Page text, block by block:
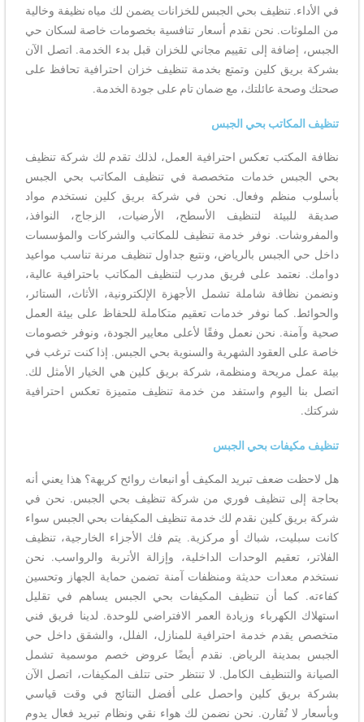
في الأداء. تنظيف بحي الجبس للخزانات يضمن لك مياه نظيفة وخالية
من الملوثات. نحن نقدم أسعار تنافسية بخصومات خاصة لسكان حي
الجبس، إضافة إلى تقييم مجاني للخزان قبل بدء الخدمة. اتصل الآن
بشركة بريق كلين وتمتع بخدمة تنظيف خزان احترافية تحافظ على
صحتك وصحة عائلتك، مع ضمان تام على جودة الخدمة.
تنظيف المكاتب بحي الجبس
نظافة المكتب تعكس احترافية العمل، لذلك تقدم لك شركة تنظيف
بحي الجبس خدمات متخصصة في تنظيف المكاتب بحي الجبس
بأسلوب منظم وفعال. نحن في شركة بريق كلين نستخدم مواد
صديقة للبيئة لتنظيف الأسطح، الأرضيات، الزجاج، النوافذ،
والمفروشات. نوفر خدمة تنظيف للمكاتب والشركات والمؤسسات
داخل حي الجبس بالرياض، ونتبع جداول تنظيف مرنة تناسب مواعيد
دوامك. نعتمد على فريق مدرب لتنظيف المكاتب باحترافية عالية،
ونضمن نظافة شاملة تشمل الأجهزة الإلكترونية، الأثاث، الستائر،
والحوائط. كما نوفر خدمات تعقيم متكاملة للحفاظ على بيئة العمل
صحية وآمنة. نحن نعمل وفقًا لأعلى معايير الجودة، ونوفر خصومات
خاصة على العقود الشهرية والسنوية بحي الجبس. إذا كنت ترغب في
بيئة عمل مريحة ومنظمة، شركة بريق كلين هي الخيار الأمثل لك.
اتصل بنا اليوم واستفد من خدمة تنظيف متميزة تعكس احترافية
شركتك.
تنظيف مكيفات بحي الجبس
هل لاحظت ضعف تبريد المكيف أو انبعاث روائح كريهة؟ هذا يعني أنه
بحاجة إلى تنظيف فوري من شركة تنظيف بحي الجبس. نحن في
شركة بريق كلين نقدم لك خدمة تنظيف المكيفات بحي الجبس سواء
كانت سبليت، شباك أو مركزية. يتم فك الأجزاء الخارجية، تنظيف
الفلاتر، تعقيم الوحدات الداخلية، وإزالة الأتربة والرواسب. نحن
نستخدم معدات حديثة ومنظفات آمنة تضمن حماية الجهاز وتحسين
كفاءته. كما أن تنظيف المكيفات بحي الجبس يساهم في تقليل
استهلاك الكهرباء وزيادة العمر الافتراضي للوحدة. لدينا فريق فني
متخصص يقدم خدمة احترافية للمنازل، الفلل، والشقق داخل حي
الجبس بمدينة الرياض. نقدم أيضًا عروض خصم موسمية تشمل
الصيانة والتنظيف الكامل. لا تنتظر حتى تتلف المكيفات، اتصل الآن
بشركة بريق كلين واحصل على أفضل النتائج في وقت قياسي
وبأسعار لا تُقارن. نحن نضمن لك هواء نقي ونظام تبريد فعال يدوم